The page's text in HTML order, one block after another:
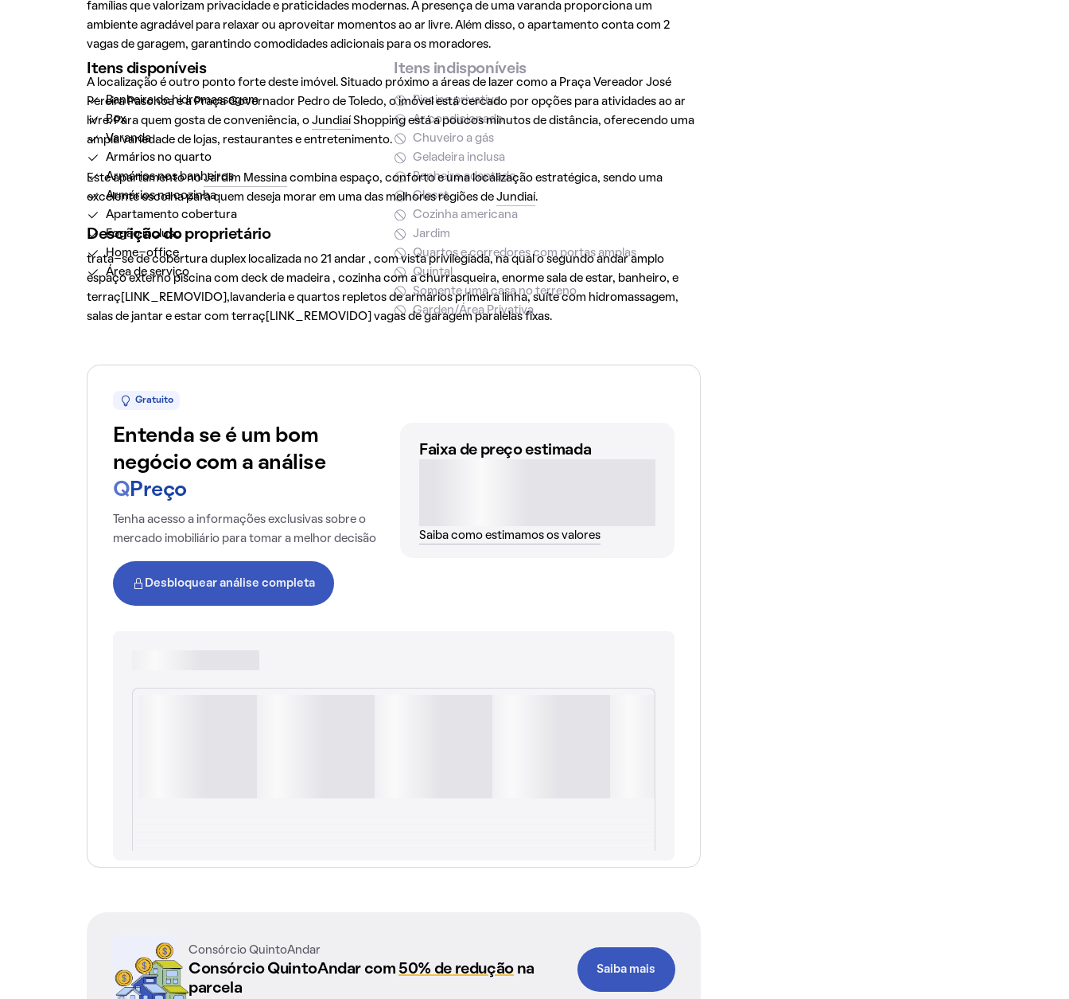
famílias que valorizam privacidade e praticidades modernas. A presença de uma varanda proporciona um
ambiente agradável para relaxar ou aproveitar momentos ao ar livre. Além disso, o apartamento conta com 2
vagas de garagem, garantindo comodidades adicionais para os moradores.
A localização é outro ponto forte deste imóvel. Situado próximo a áreas de lazer como a Praça Vereador José
Pereira Paschoa e a Praça Governador Pedro de Toledo, o imóvel está cercado por opções para atividades ao ar
livre. Para quem gosta de conveniência, o JundiaíShopping está a poucos minutos de distância, oferecendo uma
ampla variedade de lojas, restaurantes e entretenimento.
Este apartamento noJardim Messinacombina espaço, conforto e uma localização estratégica, sendo uma
excelente escolha para quem deseja morar em uma das melhores regiões de Jundiaí.
Descrição do proprietário
trata-se de cobertura duplex localizada no 21 andar , com vista privilegiada, na qual o segundo andar amplo
espaço externo piscina com deck de madeira , cozinha com a churrasqueira, enorme sala de estar, banheiro, e
terraç[LINK_REMOVIDO],lavanderia e quartos repletos de armários primeira linha, suíte com hidromassagem,
salas de jantar e estar com terraç[LINK_REMOVIDO] vagas de garagem paralelas fixas.
Itens disponíveis
Banheira de hidromassagem
Box
Varanda
Armários no quarto
Armários nos banheiros
Armários na cozinha
Apartamento cobertura
Fogão incluso
Home-office
Área de serviço
Itens indisponíveis
Piscina privativa
Ar condicionado
Chuveiro a gás
Geladeira inclusa
Banheiro adaptado
Closet
Cozinha americana
Jardim
Quartos e corredores com portas amplas
Quintal
Somente uma casa no terreno
Garden/Área Privativa
Gratuito
Entenda se é um bom
negócio com a análise
Q Preço
Tenha acesso a informações exclusivas sobre o
mercado imobiliário para tomar a melhor decisão
Desbloquear análise completa
Faixa de preço estimada
Saiba como estimamos os valores
Consórcio QuintoAndar
Consórcio QuintoAndar com 50% de reduçãona
parcela
Saiba mais